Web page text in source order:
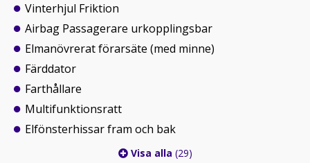
Vinterhjul Friktion
Airbag Passagerare urkopplingsbar
Elmanövrerat förarsäte (med minne)
Färddator
Farthållare
Multifunktionsratt
Elfönsterhissar fram och bak
Visa alla (29)